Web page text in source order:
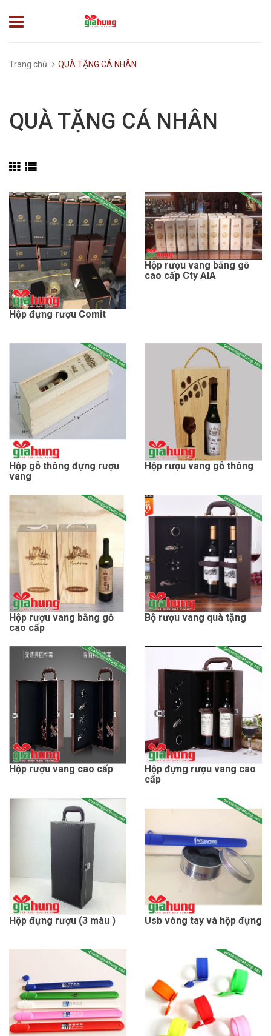
Trang chủ QUÀ TẶNG CÁ NHÂN
QUÀ TẶNG CÁ NHÂN
Hộp đựng rượu Comit
Hộp rượu vang bằng gỗ
cao cấp Cty AIA
Hộp gỗ thông đựng rượu
vang
Hộp rượu vang gỗ thông
Hộp rượu vang bằng gỗ
cao cấp
Bộ rượu vang quà tặng
Hộp rượu vang cao cấp
Hộp đựng rượu vang cao
cấp
Hộp đựng rượu (3 màu ) Usb vòng tay và hộp đựng